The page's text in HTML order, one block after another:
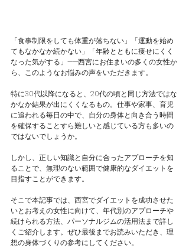
「食事制限をしても体重が落ちない」「運動を始め
てもなかなか続かない」「年齢とともに痩せにくく
なった気がする」——西宮にお住まいの多くの女性か
ら、このようなお悩みの声をいただきます。
特に30代以降になると、20代の頃と同じ方法ではな
かなか結果が出にくくなるもの。仕事や家事、育児
に追われる毎日の中で、自分の身体と向き合う時間
を確保することすら難しいと感じている方も多いの
ではないでしょうか。
しかし、正しい知識と自分に合ったアプローチを知
ることで、無理のない範囲で健康的なダイエットを
目指すことができます。
そこで本記事では、西宮でダイエットを成功させた
いとお考えの女性に向けて、年代別のアプローチや
続けられる方法、パーソナルジムの活用法まで詳し
くご紹介します。ぜひ最後までお読みいただき、理
想の身体づくりの参考にしてください。